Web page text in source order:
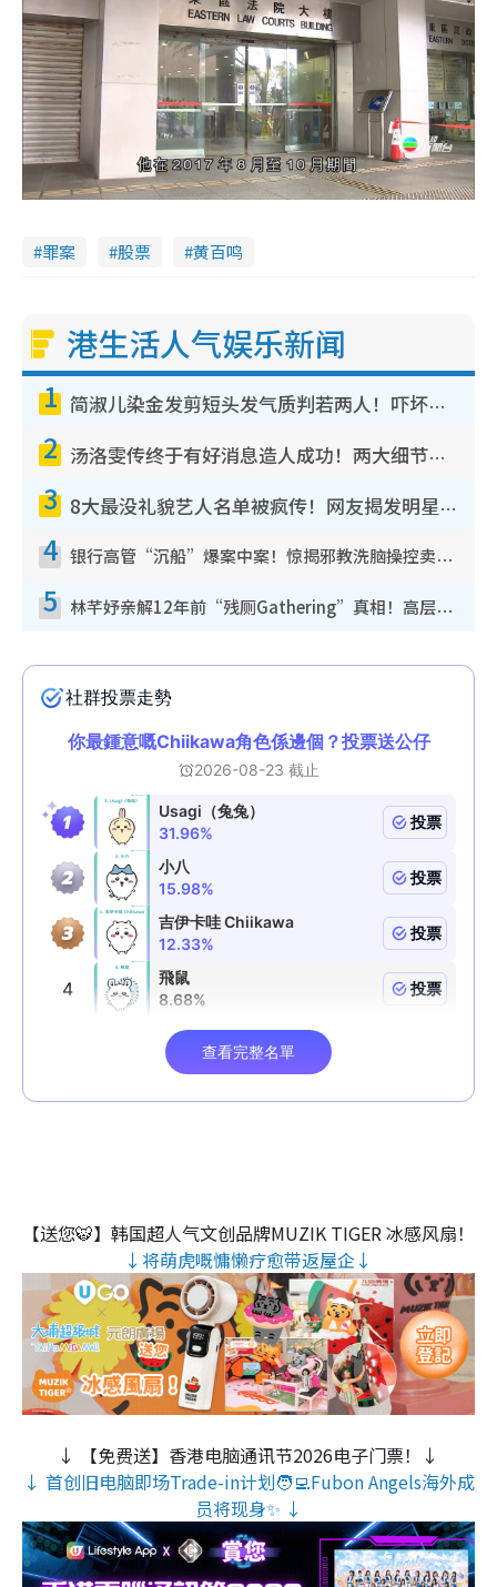
罪案 股票 黄百鸣
港生活人气娱乐新闻
1 简淑儿染金发剪短头发气质判若两人！吓坏老公麦大力都认不出：“你做什么？”
2 汤洛雯传终于有好消息造人成功！两大细节曝孕味极浓引猜测：大肚婆先会咁！
3 8大最没礼貌艺人名单被疯传！网友揭发明星真面目，一致数落这一位是无品天花板？
4 银行高管“沉船”爆案中案！惊揭邪教洗脑操控卖淫被吞600万，幕后黑手讲多错多
5 林芊妤亲解12年前“残厕Gathering”真相！高层解约一句话重创尊严，至今拒返TVB
【送您🐯】韩国超人气文创品牌MUZIK TIGER 冰感风扇！
↓将萌虎嘅慵懒疗愈带返屋企↓
↓ 【免费送】香港电脑通讯节2026电子门票！↓
↓ 首创旧电脑即场Trade-in计划🧑‍💻Fubon Angels海外成
员将现身✨ ↓